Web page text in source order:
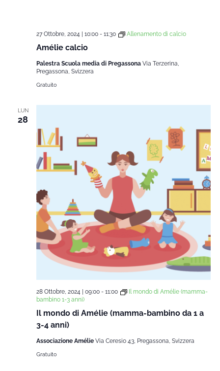
Amélie calcio
27 Ottobre, 2024 | 10:00- 11:30 Allenamento di calcio
Palestra Scuola media di Pregassona Via Terzerina,
Pregassona, Svizzera
Gratuito
LUN
28
Il mondo di Amélie (mamma-bambino da 1 a
3-4 anni)
28 Ottobre, 2024 | 09:00- 11:00
Il mondo di Amélie (mamma-
bambino 1-3 anni)
Associazione Amélie Via Ceresio 43, Pregassona, Svizzera
Gratuito